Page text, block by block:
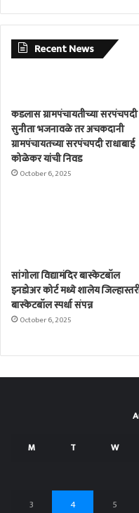
Recent News
कडलास ग्रामपंचायतीच्या सरपंचपदी
सुनीता भजनावळे तर अचकदानी
ग्रामपंचायतच्या सरपंचपदी राधाबाई
कोळेकर यांची निवड
October 6, 2025
सांगोला विद्यामंदिर बास्केटबॉल
इनडोअर कोर्ट मध्ये शालेय
बास्केटबॉल स्पर्धा संपन्न
October 6, 2025
M T W
3
4 5